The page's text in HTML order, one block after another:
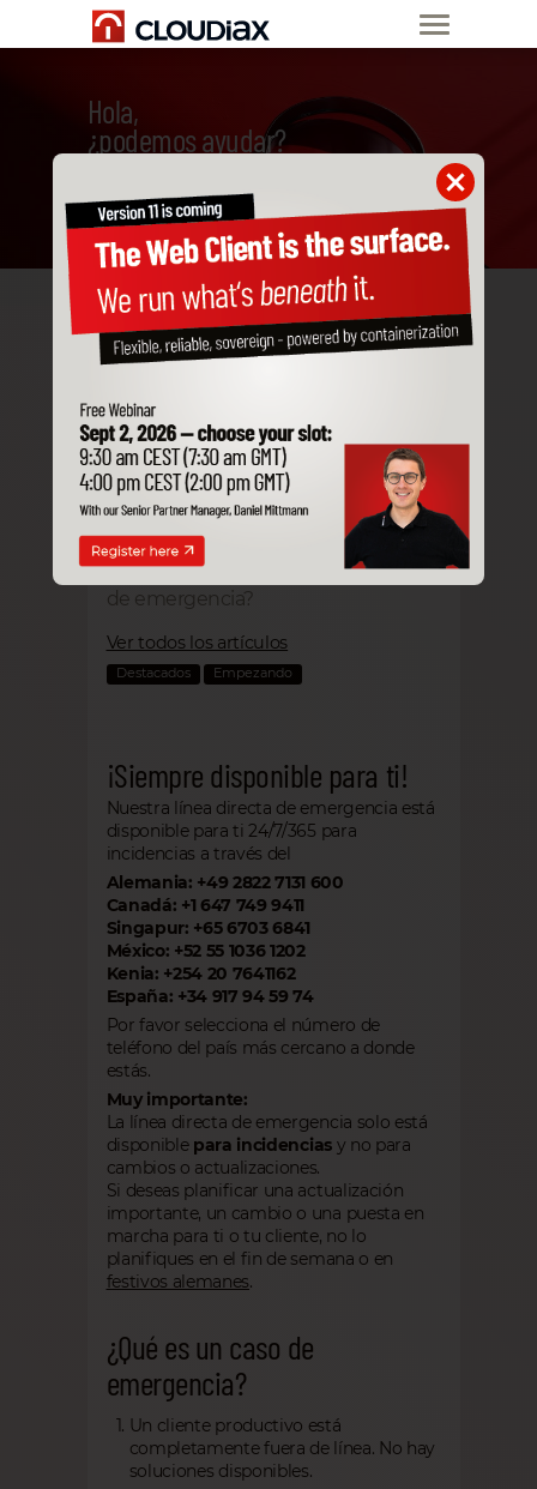
Hola,
¿podemos ayudar?
Soporte a través de
llamada de
emergencia
Puedes comunicarte con tu
equipo de soporte 24/7/365 a
través de la línea directa de
emergencia. ¿Qué es un caso
de emergencia?
Ver todos los artículos
Destacados Empezando
¡Siempre disponible para ti!
Nuestra línea directa de emergencia está
disponible para ti 24/7/365 para
incidencias a través del
Alemania: +49 2822 7131 600
Canadá: +1 647 749 9411
Singapur: +65 6703 6841
México: +52 55 1036 1202
Kenia: +254 20 7641162
España: +34 917 94 59 74
Por favor selecciona el número de
teléfono del país más cercano a donde
estás.
Muy importante:
La línea directa de emergencia solo está
disponible para incidenciasy no para
cambios o actualizaciones.
Si deseas planificar una actualización
importante, un cambio o una puesta en
marcha para ti o tu cliente, no lo
planifiques en el fin de semana o en
festivos alemanes.
¿Qué es un caso de
emergencia?
Un cliente productivo está
completamente fuera de línea. No hay
soluciones disponibles.